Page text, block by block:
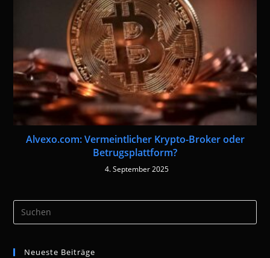
Alvexo.com: Vermeintlicher Krypto-Broker oder
Betrugsplattform?
4. September 2025
Neueste Beiträge